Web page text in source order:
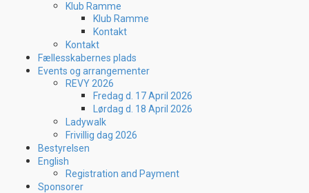
Klub Ramme
Klub Ramme
Kontakt
Kontakt
Fællesskabernes plads
Events og arrangementer
REVY 2026
Fredag d. 17 April 2026
Lørdag d. 18 April 2026
Ladywalk
Frivillig dag 2026
Bestyrelsen
English
Registration and Payment
Sponsorer